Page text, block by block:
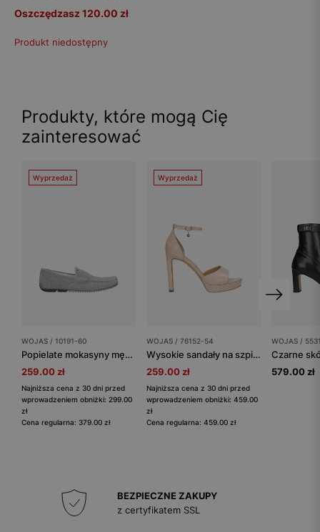
Oszczędzasz 120.00 zł
Produkt niedostępny
Produkty, które mogą Cię
zainteresować
Wyprzedaż
WOJAS / 10191-60
Popielate mokasyny męskie na dwukolorowej podeszwie
259.00 zł
Najniższa cena z 30 dni przed
wprowadzeniem obniżki: 299.00
zł
Cena regularna: 379.00 zł
Wyprzedaż
WOJAS / 76152-54
Wysokie sandały na szpilce w kolorze beżowym
259.00 zł
Najniższa cena z 30 dni przed
wprowadzeniem obniżki: 459.00
zł
Cena regularna: 459.00 zł
WOJAS /
579.00 zł
BEZPIECZNE ZAKUPY
z certyfikatem SSL